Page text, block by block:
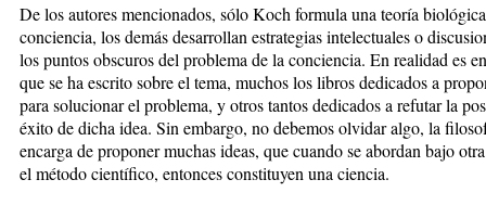
De los autores mencionados, sólo Koch formula una teoría
conciencia, los demás desarrollan estrategias intelectuales o
los puntos obscuros del problema de la conciencia. En realidad es
que se ha escrito sobre el tema, muchos los libros dedicados a
para solucionar el problema, y otros tantos dedicados a refutar la
éxito de dicha idea. Sin embargo, no debemos olvidar algo, la
encarga de proponer muchas ideas, que cuando se abordan bajo
el método científico, entonces constituyen una ciencia.